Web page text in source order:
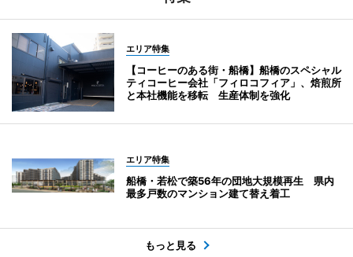
エリア特集
【コーヒーのある街・船橋】船橋のスペシャル
ティコーヒー会社「フィロコフィア」、焙煎所
と本社機能を移転 生産体制を強化
エリア特集
船橋・若松で築56年の団地大規模再生 県内
最多戸数のマンション建て替え着工
もっと見る